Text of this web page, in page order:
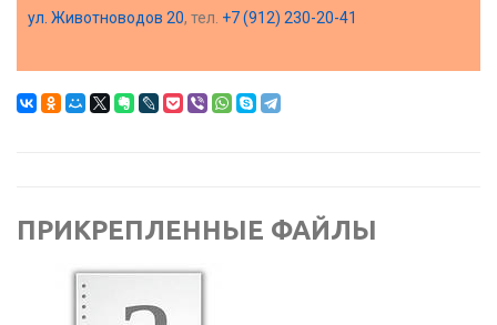
ул. Животноводов 20, тел. +7 (912) 230-20-41
ПРИКРЕПЛЕННЫЕ ФАЙЛЫ